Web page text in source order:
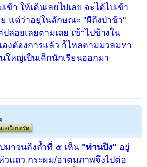
ข้า ให้เดินเลยไปเลย จะได้ไปเข้า
แต่ว่าอยู่ในลักษณะ "ผีถึงป่าช้า"
ล่อยเลยตามเลย เข้าไปข้างใน
งต้องการแล้ว ก็ไหลตามมวลมหา
ใหญ่เป็นเด็กนักเรียนออกมา
แลเว็บบอร์ด
มาจนถึงถ้ำที่ ๕ เห็น "ท่านปิง" อยู่
วแถว กระผม/อาตมภาพจึงไปต่อ